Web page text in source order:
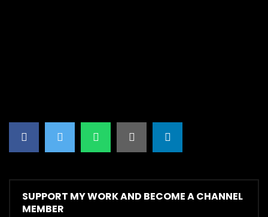
SUPPORT MY WORK AND BECOME A CHANNEL
MEMBER